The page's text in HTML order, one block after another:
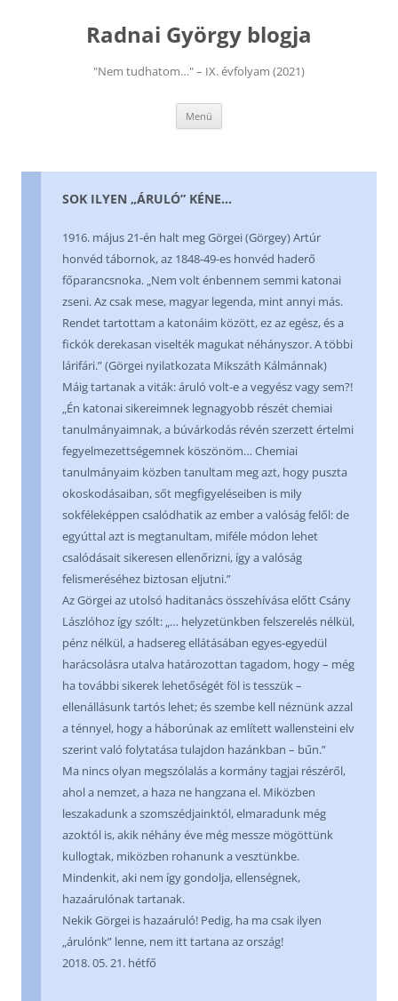
Radnai György blogja
"Nem tudhatom…" – IX. évfolyam (2021)
Menü
SOK ILYEN „ÁRULÓ” KÉNE…
1916. május 21-én halt meg Görgei (Görgey) Artúr
honvéd tábornok, az 1848-49-es honvéd haderő
főparancsnoka. „Nem volt énbennem semmi katonai
zseni. Az csak mese, magyar legenda, mint annyi más.
Rendet tartottam a katonáim között, ez az egész, és a
fickók derekasan viselték magukat néhányszor. A többi
lárifári.” (Görgei nyilatkozata Mikszáth Kálmánnak)
Máig tartanak a viták: áruló volt-e a vegyész vagy sem?!
„Én katonai sikereimnek legnagyobb részét chemiai
tanulmányaimnak, a búvárkodás révén szerzett értelmi
fegyelmezettségemnek köszönöm… Chemiai
tanulmányaim közben tanultam meg azt, hogy puszta
okoskodásaiban, sőt megfigyeléseiben is mily
sokféleképpen csalódhatik az ember a valóság felől: de
egyúttal azt is megtanultam, miféle módon lehet
csalódásait sikeresen ellenőrizni, így a valóság
felismeréséhez biztosan eljutni.”
Az Görgei az utolsó haditanács összehívása előtt Csány
Lászlóhoz így szólt: „… helyzetünkben felszerelés nélkül,
pénz nélkül, a hadsereg ellátásában egyes-egyedül
harácsolásra utalva határozottan tagadom, hogy – még
ha további sikerek lehetőségét föl is tesszük –
ellenállásunk tartós lehet; és szembe kell néznünk azzal
a ténnyel, hogy a háborúnak az említett wallensteini elv
szerint való folytatása tulajdon hazánkban – bűn.”
Ma nincs olyan megszólalás a kormány tagjai részéről,
ahol a nemzet, a haza ne hangzana el. Miközben
leszakadunk a szomszédjainktól, elmaradunk még
azoktól is, akik néhány éve még messze mögöttünk
kullogtak, miközben rohanunk a vesztünkbe.
Mindenkit, aki nem így gondolja, ellenségnek,
hazaárulónak tartanak.
Nekik Görgei is hazaáruló! Pedig, ha ma csak ilyen
„árulónk” lenne, nem itt tartana az ország!
2018. 05. 21. hétfő